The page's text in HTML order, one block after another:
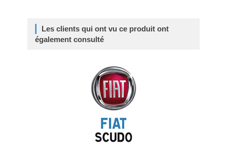
Les clients qui ont vu ce produit ont
également consulté